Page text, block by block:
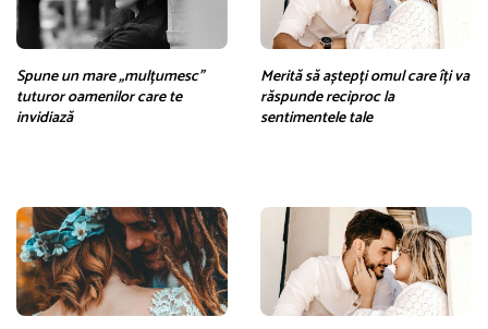
Spune un mare „mulțumesc”
tuturor oamenilor care te
invidiază
Merită să aștepți omul care îți va
răspunde reciproc la
sentimentele tale